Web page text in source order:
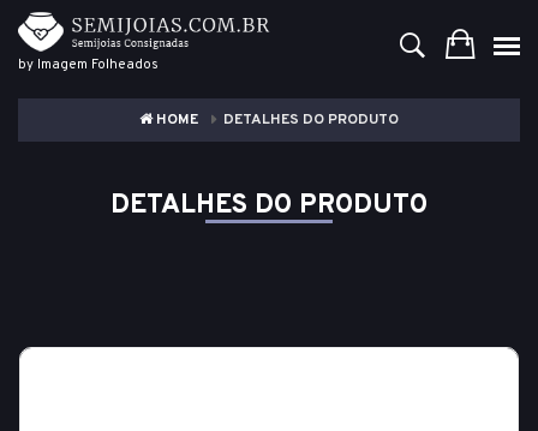
by Imagem Folheados
HOME DETALHES DO PRODUTO
DETALHES DO PRODUTO